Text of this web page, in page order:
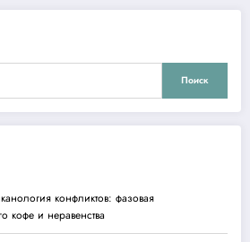
Поиск
конфликтов: фазовая
кофе и неравенства